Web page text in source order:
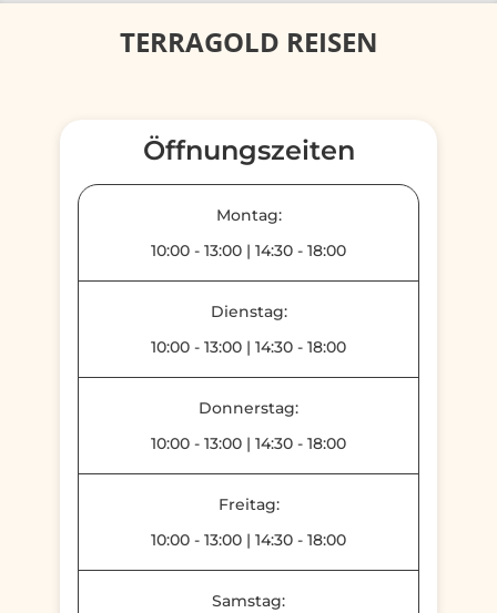
TERRAGOLD REISEN
Öffnungszeiten
Montag:
10:00 - 13:00 | 14:30 - 18:00
Dienstag:
10:00 - 13:00 | 14:30 - 18:00
Donnerstag:
10:00 - 13:00 | 14:30 - 18:00
Freitag:
10:00 - 13:00 | 14:30 - 18:00
Samstag: